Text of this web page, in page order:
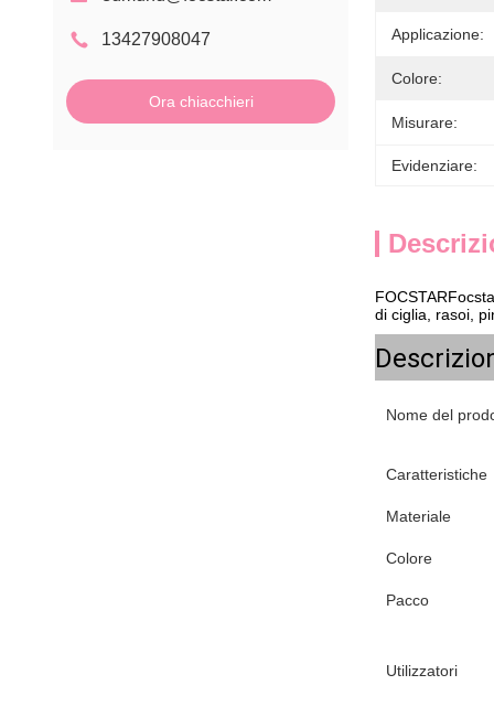
13427908047
Ora chiacchieri
Applicazione:
Colore:
Misurare:
Evidenziare:
FOCSTAR
di ciglia, rasoi,
Nome del
Caratteristiche
Materiale
Colore
Pacco
Utilizzatori